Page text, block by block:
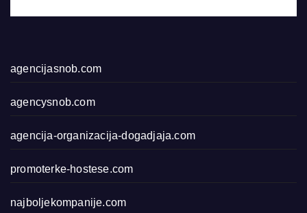
agencijasnob.com
agencysnob.com
agencija-organizacija-dogadjaja.com
promoterke-hostese.com
najboljekompanije.com